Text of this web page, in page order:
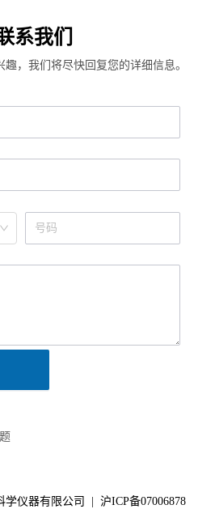
系我们
，我们将尽快回复您的详细信息。
学仪器有限公司 |沪ICP备07006878